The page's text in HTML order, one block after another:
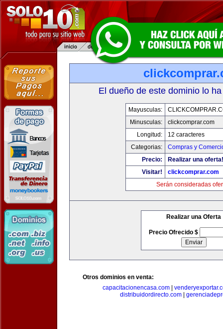
El dueño de este dominio lo
Mayusculas:
Minusculas:
clickcomprar.com
Longitud:
12 caracteres
Categorias:
Compras y
Precio:
Realizar una oferta!
Visitar!
clickcomprar.com
Serán consideradas
Realizar una Oferta
Precio Ofrecido $
Otros dominios en venta:
capacitacionencasa.com|
distribuidordirecto.com